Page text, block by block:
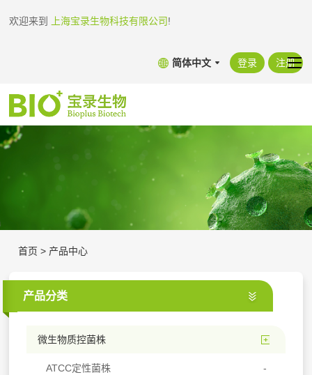
欢迎来到 上海宝录生物科技有限公司!
简体中文 登录 注册
首页 > 产品中心
产品分类
微生物质控菌株
ATCC定性菌株